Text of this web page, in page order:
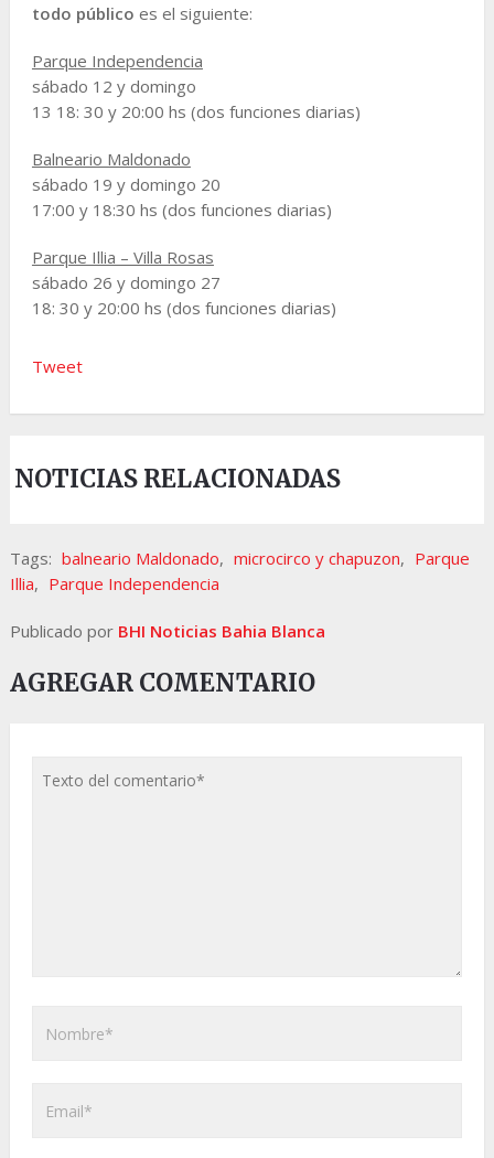
todo público es el siguiente:
Parque Independencia
sábado 12 y domingo
13 18: 30 y 20:00 hs (dos funciones diarias)
Balneario Maldonado
sábado 19 y domingo 20
17:00 y 18:30 hs (dos funciones diarias)
Parque Illia – Villa Rosas
sábado 26 y domingo 27
18: 30 y 20:00 hs (dos funciones diarias)
Tweet
NOTICIAS RELACIONADAS
Tags: balneario Maldonado, microcirco y chapuzon, Parque
Illia, Parque Independencia
Publicado por BHI Noticias Bahia Blanca
AGREGAR COMENTARIO